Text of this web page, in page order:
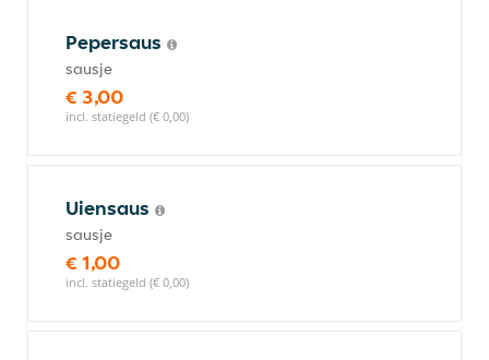
Pepersaus
sausje
€ 3,00
incl. statiegeld (€ 0,00)
Uiensaus
sausje
€ 1,00
incl. statiegeld (€ 0,00)